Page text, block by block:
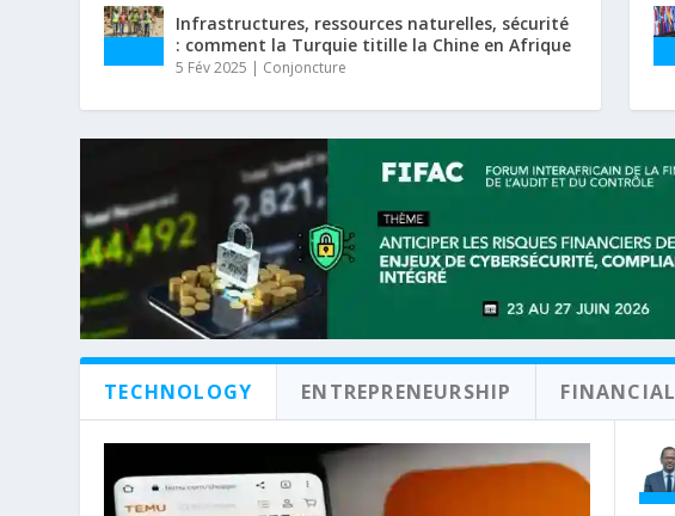
Infrastructures, ressources naturelles, sécurité
: comment la Turquie titille la Chine en Afrique
5 Fév 2025 | Conjoncture
TECHNOLOGY ENTREPRENEURSHIP FINANCIAL